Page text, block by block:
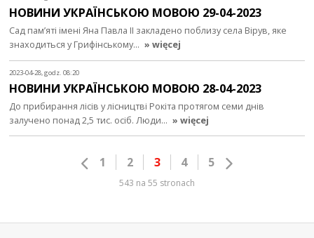
НОВИНИ УКРАЇНСЬКОЮ МОВОЮ 29-04-2023
Сад пам’яті імені Яна Павла ІІ закладено поблизу села Вірув, яке
знаходиться у Грифінському… » więcej
2023-04-28, godz. 08:20
НОВИНИ УКРАЇНСЬКОЮ МОВОЮ 28-04-2023
До прибирання лісів у лісництві Рокіта протягом семи днів
залучено понад 2,5 тис. осіб. Люди… » więcej
1 2 3 4 5
543 na 55 stronach